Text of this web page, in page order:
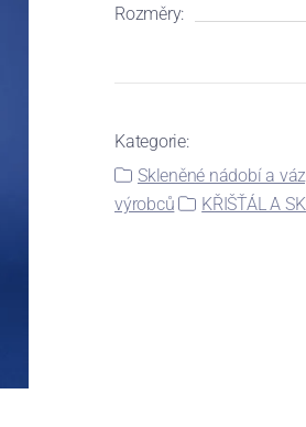
Rozměry:
Kategorie:
Skleněné nádobí a
výrobců
KŘIŠŤÁL A